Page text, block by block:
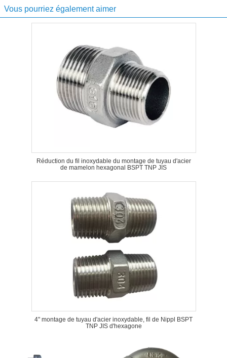
Vous pourriez également aimer
Réduction du fil inoxydable du montage de tuyau d'acier
de mamelon hexagonal BSPT TNP JIS
4" montage de tuyau d'acier inoxydable, fil de Nippl BSPT
TNP JIS d'hexagone